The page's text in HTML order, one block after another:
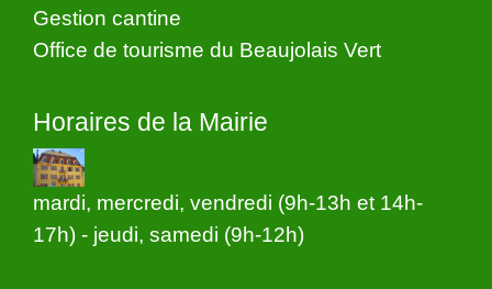
Gestion cantine
Office de tourisme du Beaujolais Vert
Horaires de la Mairie
mardi, mercredi, vendredi (9h-13h et 14h-
17h) - jeudi, samedi (9h-12h)